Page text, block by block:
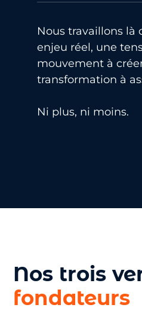
Nous travaillons là
enjeu réel, une
mouvement à
transformation à
Ni plus, ni moins.
Nos trois
fondateurs